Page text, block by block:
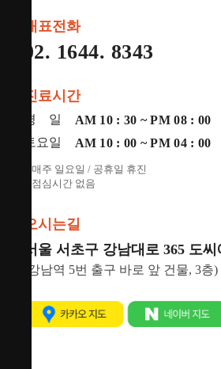
대표전화
02. 1644. 8343
진료시간
평 일
AM 10 : 30 ~ PM 08 : 00
토요일
AM 10 : 00 ~ PM 04 : 00
* 매주 일요일 / 공휴일 휴진
* 점심시간 없음
오시는길
서울 서초구 강남대로 365 도
(강남역 5번 출구 바로 앞 건물, 3층)